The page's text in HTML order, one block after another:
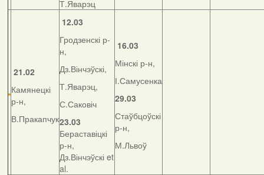
Т.Яварэц
21.02
Камянецкі
р-н,
В.Пракапчук
12.03
Гродзенскі р-
н,
Дз.Вінчэўскі,
Т.Яварэц,
С.Саковіч
23.03
Бераставіцкі
р-н,
Дз.Вінчэўскі et
al.
16.03
Мінскі р-н,
І.Самусенка
29.03
Стаўбцоўскі
р-н,
М.Львоў